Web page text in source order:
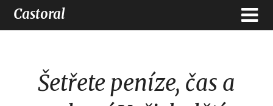
Castoral
Šetřete peníze, čas a